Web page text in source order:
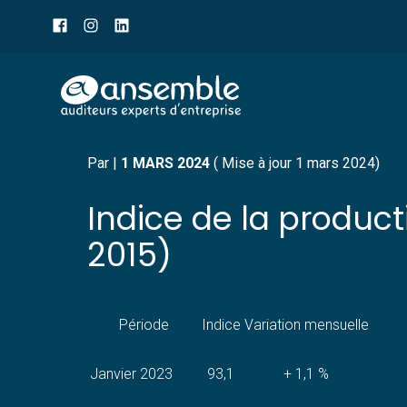
header
Aller
au
INDICE DE LA
Par | 1 MARS 2024( Mise à jour 1 mars 2024)
Indice de la
2015)
Période Indice Variation mensuelle
Janvier 2023 93,1 + 1,1 %